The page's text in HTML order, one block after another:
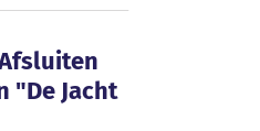
"De Jacht